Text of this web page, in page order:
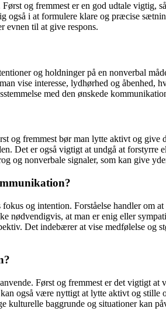
og fremmest er en god udtale
i at formulere klare og præcise
evnen til at give respons.
og holdninger på en nonverbal
vise interesse, lydhørhed og
med den ønskede
fremmest bør man lytte aktivt og give
Det er også vigtigt at undgå at
og nonverbale signaler, som kan give
og intention. Forståelse handler om
nødvendigvis, at man er enig eller
Det indebærer at vise medfølelse og
Først og fremmest er det vigtigt
også være nyttigt at lytte aktivt og stille
baggrunde og situationer kan